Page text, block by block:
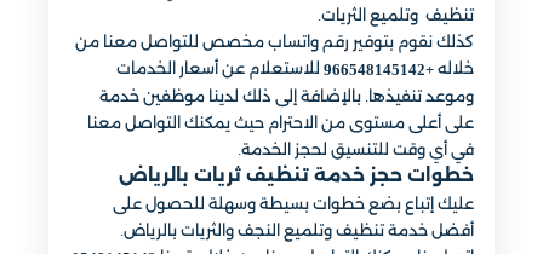
تنظيف وتلميع الثريات.
كذلك نقوم بتوفير رقم واتساب مخصص للتواصل معنا من
خلاله ‏ +966548145142
للاستعلام عن أسعار الخدمات
وموعد تنفيذها. بالإضافة إلى ذلك لدينا موظفين خدمة
على أعلى مستوى من الاحترام حيث يمكنك التواصل معنا
في أي وقت للتنسيق لحجز الخدمة.
خطوات حجز خدمة تنظيف ثريات بالرياض
عليك إتباع بضع خطوات بسيطة وسهلة للحصول على
أفضل خدمة تنظيف وتلميع النجف والثريات بالرياض.